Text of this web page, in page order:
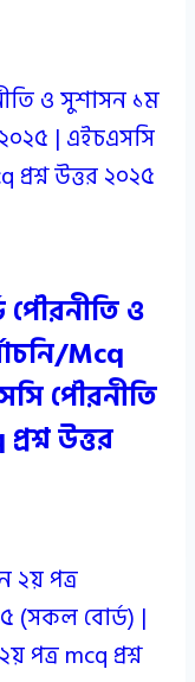
ও
Mcq
পৌরনীতি
উত্তর